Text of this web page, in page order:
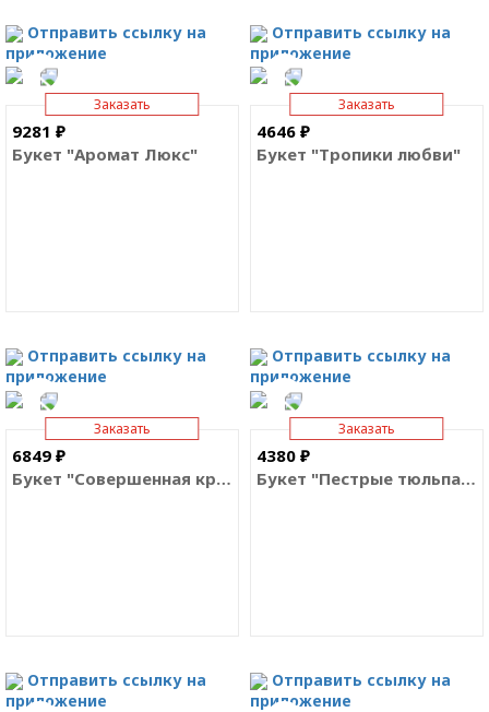
Отправить ссылку на
приложение
Отправить ссылку на
приложение
Заказать
4646 ₽
Букет "Тропики любви"
Отправить ссылку на
приложение
Заказать
9281 ₽
Букет "Аромат Люкс"
Отправить ссылку на
приложение
Заказать
4380 ₽
Букет "Пестрые тюльпаны"
Отправить ссылку на
приложение
Заказать
6849 ₽
Букет "Совершенная красота"
Отправить ссылку на
приложение